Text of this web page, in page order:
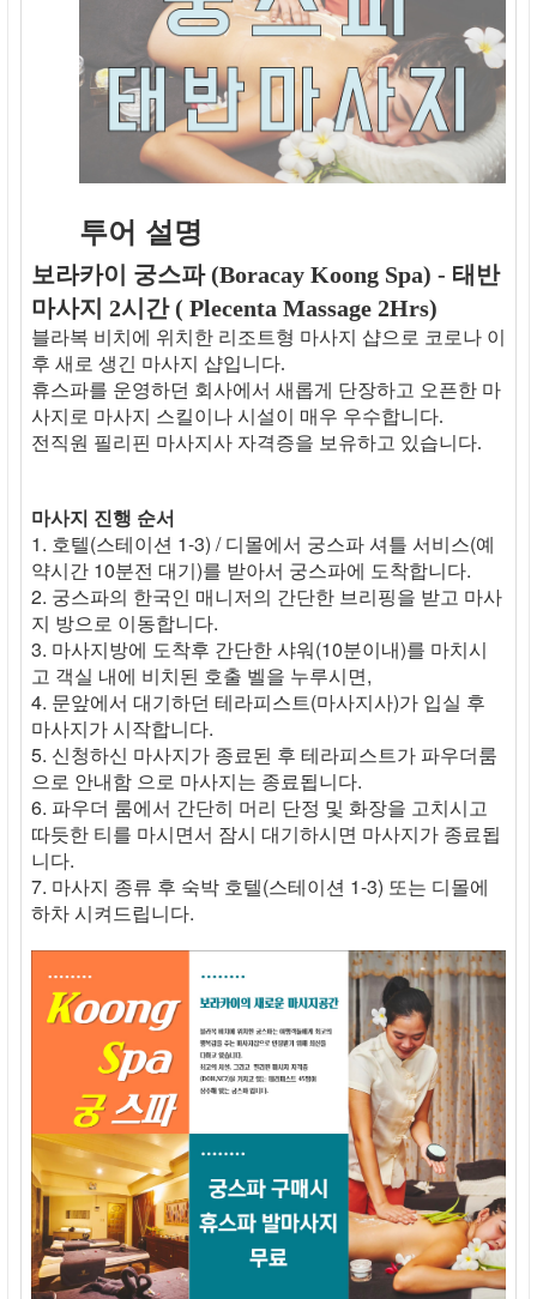
투어 설명
보라카이 궁스파 (Boracay Koong Spa) - 태반
마사지 2시간 ( Plecenta Massage 2Hrs)
블라복 비치에 위치한 리조트형 마사지 샵으로 코로나 이
후 새로 생긴 마사지 샵입니다.
휴스파를 운영하던 회사에서 새롭게 단장하고 오픈한 마
사지로 마사지 스킬이나 시설이 매우 우수합니다.
전직원 필리핀 마사지사 자격증을 보유하고 있습니다.
마사지 진행 순서
1. 호텔(스테이션 1-3) / 디몰에서 궁스파 셔틀 서비스(예
약시간 10분전 대기)를 받아서 궁스파에 도착합니다.
2. 궁스파의 한국인 매니저의 간단한 브리핑을 받고 마사
지 방으로 이동합니다.
3. 마사지방에 도착후 간단한 샤워(10분이내)를 마치시
고 객실 내에 비치된 호출 벨을 누루시면,
4. 문앞에서 대기하던 테라피스트(마사지사)가 입실 후
마사지가 시작합니다.
5. 신청하신 마사지가 종료된 후 테라피스트가 파우더룸
으로 안내함 으로 마사지는 종료됩니다.
6. 파우더 룸에서 간단히 머리 단정 및 화장을 고치시고
따듯한 티를 마시면서 잠시 대기하시면 마사지가 종료됩
니다.
7. 마사지 종류 후 숙박 호텔(스테이션 1-3) 또는 디몰에
하차 시켜드립니다.